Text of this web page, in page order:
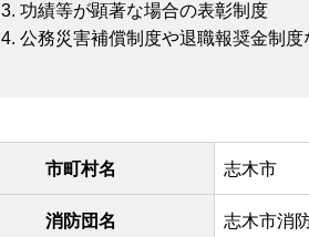
3. 功績等が顕著な場合の表彰制度
4. 公務災害補償制度や退職報奨金制度
市町村名 志木市
消防団名 志木市消